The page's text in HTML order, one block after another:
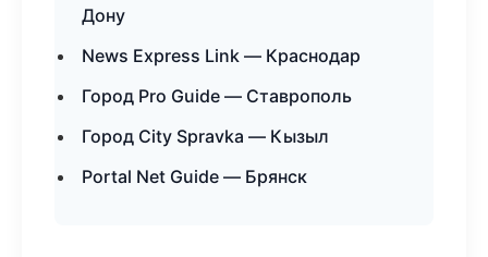
Дону
News Express Link — Краснодар
Город Pro Guide — Ставрополь
Город City Spravka — Кызыл
Portal Net Guide — Брянск